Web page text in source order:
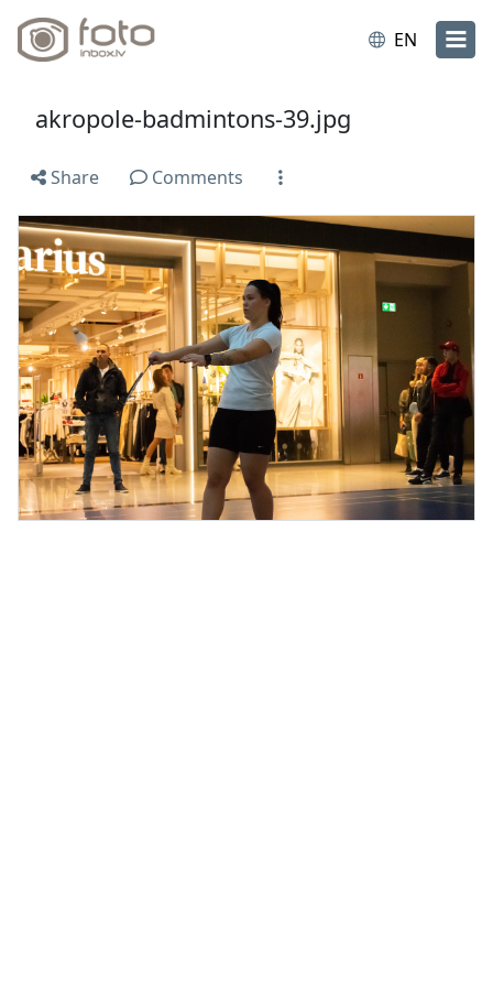
EN
akropole-badmintons-39.jpg
Share Comments